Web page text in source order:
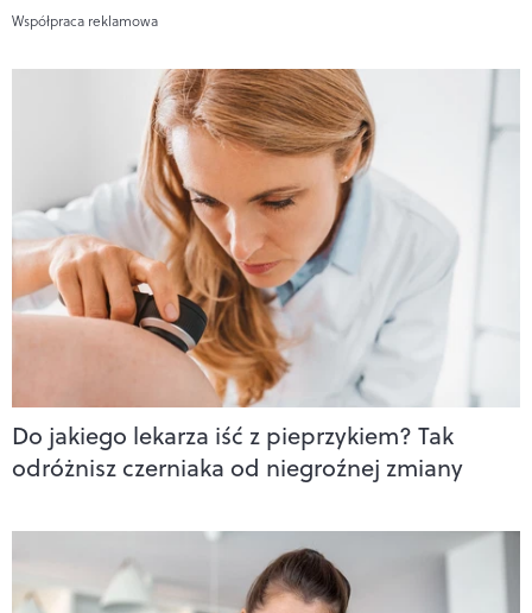
Współpraca reklamowa
Do jakiego lekarza iść z pieprzykiem? Tak
odróżnisz czerniaka od niegroźnej zmiany